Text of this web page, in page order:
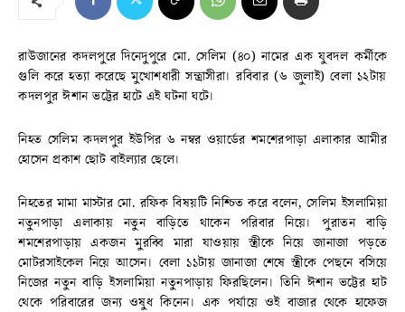
রাউজানের কদলপুরে দিনেদুপুরে মো. সেলিম (৪০) নামের এক যুবদল কর্মীকে
গুলি করে হত্যা করেছে মুখোশধারী সন্ত্রাসীরা। রবিবার (৬ জুলাই) বেলা ১২টায়
কদলপুর ঈশান ভট্টের হাটে এই ঘটনা ঘটে।
নিহত সেলিম কদলপুর ইউপির ৬ নম্বর ওয়ার্ডের শমশেরপাড়া এলাকার আমীর
হোসেন প্রকাশ ছোট বাইল্যার ছেলে।
নিহতের মামা মাস্টার মো. রফিক বিষয়টি নিশ্চিত করে বলেন, সেলিম ইসলামিয়া
নতুনপাড়া এলাকায় নতুন বাড়িতে থাকেন পরিবার নিয়ে। পুরাতন বাড়ি
শমশেরপাড়ায় একজন মুরব্বি মারা যাওয়ায় স্ত্রীকে নিয়ে জানাজা পড়তে
মোটরসাইকেল নিয়ে আসেন। বেলা ১১টায় জানাজা শেষে স্ত্রীকে পেছনে বসিয়ে
নিজের নতুন বাড়ি ইসলামিয়া নতুনপাড়ায় ফিরছিলেন। তিনি ঈশান ভট্টের হাট
থেকে পরিবারের জন্য ওষুধ কিনেন। এক পর্যায়ে ওই বাজার থেকে হাফেজ